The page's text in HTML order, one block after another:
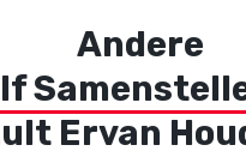
Andere
Ervan